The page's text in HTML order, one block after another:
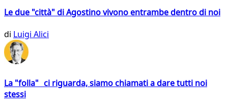
Le due "città" di Agostino vivono entrambe dentro di noi
di Luigi Alici
La "folla" ci riguarda, siamo chiamati a dare tutti noi
stessi